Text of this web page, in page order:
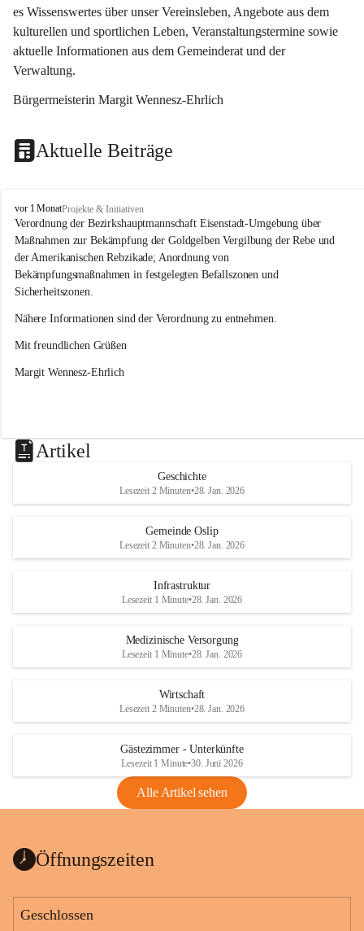
es Wissenswertes über unser Vereinsleben, Angebote aus dem
kulturellen und sportlichen Leben, Veranstaltungstermine sowie
aktuelle Informationen aus dem Gemeinderat und der
Verwaltung.
Bürgermeisterin Margit Wennesz-Ehrlich
Aktuelle Beiträge
O
s
l
i
p
vor 1 MonatProjekte & Initiativen
Verordnung der Bezirkshauptmannschaft Eisenstadt-Umgebung über
Maßnahmen zur Bekämpfung der Goldgelben Vergilbung der Rebe und
der Amerikanischen Rebzikade; Anordnung von
Bekämpfungsmaßnahmen in festgelegten Befallszonen und
Sicherheitszonen.
Nähere Informationen sind der Verordnung zu entnehmen.
Mit freundlichen Grüßen
Margit Wennesz-Ehrlich
Artikel
Geschichte
Lesezeit 2 Minuten•28. Jan. 2026
Gemeinde Oslip
Lesezeit 2 Minuten•28. Jan. 2026
Infrastruktur
Lesezeit 1 Minute•28. Jan. 2026
Medizinische Versorgung
Lesezeit 1 Minute•28. Jan. 2026
Wirtschaft
Lesezeit 2 Minuten•28. Jan. 2026
Gästezimmer - Unterkünfte
Lesezeit 1 Minute•30. Juni 2026
Alle Artikel sehen
Öffnungszeiten
Geschlossen